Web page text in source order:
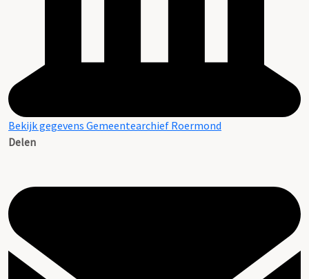
Bekijk gegevens Gemeentearchief Roermond
Delen